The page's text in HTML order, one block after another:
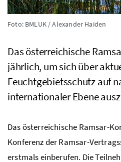
Foto: BMLUK / Alexander Haiden
Das österreichische
jährlich, um sich über
Feuchtgebietsschutz auf
internationaler Ebene
Das österreichische Ramsar-
Konferenz der Ramsar-
erstmals einberufen. Die